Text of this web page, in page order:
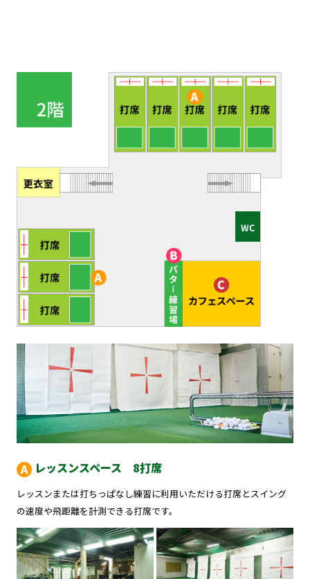
レッスンスペース 8打席
レッスンまたは打ちっぱなし練習に利用いただける打席とスイング
の速度や飛距離を計測できる打席です。